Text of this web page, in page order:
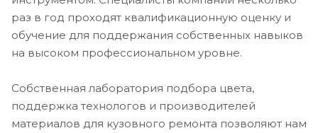
раз в год проходят квалификационную оценку и
обучение для поддержания собственных навыков
на высоком профессиональном уровне.
Собственная лаборатория подбора цвета,
поддержка технологов и производителей
материалов для кузовного ремонта позволяют нам